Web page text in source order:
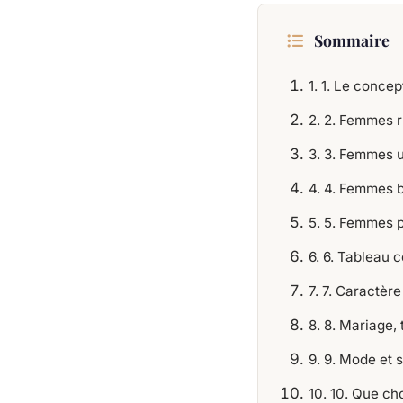
Sommaire
1. 1. Le
2. 2. Femmes
3. 3. Femmes
4. 4. Femmes
5. 5. Femmes
6. 6. Tableau
7. 7.
8. 8.
9. 9. Mode et
10. 10. Que